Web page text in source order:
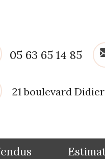
05 63 65 14 85
21 boulevard
Vendus